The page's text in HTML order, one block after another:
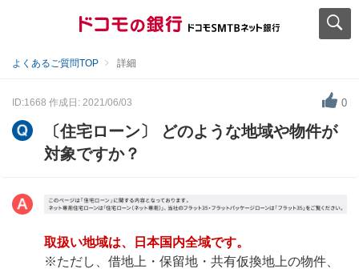
よくあるご質問TOP 詳細
ID:1668 作成日: 2021/06/03 0
〔住宅ローン〕 どのような地域や物件が
対象ですか？
取扱い地域は、日本国内全域です。
※ただし、借地上・保留地・共有仮換地上の物件、